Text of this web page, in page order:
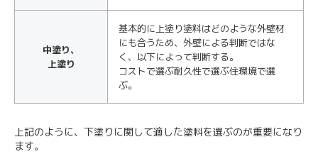
中塗り、
上塗り
基本的に上塗り塗料はどのような外壁材
にも合うため、外壁による判断ではな
く、以下によって判断する。
コストで選ぶ耐久性で選ぶ住環境で選
ぶ。
上記のように、下塗りに関して適した塗料を選ぶのが重要になり
ます。